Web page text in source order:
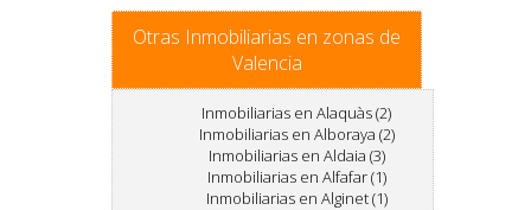
Otras Inmobiliarias en zonas de
Valencia
Inmobiliarias en Alaquàs (2)
Inmobiliarias en Alboraya (2)
Inmobiliarias en Aldaia (3)
Inmobiliarias en Alfafar (1)
Inmobiliarias en Alginet (1)